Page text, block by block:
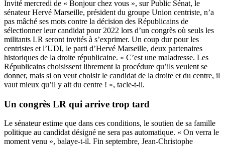
Invité mercredi de « Bonjour chez vous », sur Public Sénat, le
sénateur Hervé Marseille, président du groupe Union centriste, n’a
pas mâché ses mots contre la décision des Républicains de
sélectionner leur candidat pour 2022 lors d’un congrès où seuls les
militants LR seront invités à s’exprimer. Un coup dur pour les
centristes et l’UDI, le parti d’Hervé Marseille, deux partenaires
historiques de la droite républicaine. « C’est une maladresse. Les
Républicains choisissent librement la procédure qu’ils veulent se
donner, mais si on veut choisir le candidat de la droite et du centre, il
vaut mieux qu’il y ait du centre ! », tacle-t-il.
Un congrès LR qui arrive trop tard
Le sénateur estime que dans ces conditions, le soutien de sa famille
politique au candidat désigné ne sera pas automatique. « On verra le
moment venu », balaye-t-il. Fin septembre, Jean-Christophe